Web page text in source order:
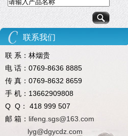
联系我们
联 系：林烟贵
电 话：0769-8636 8885
传 真：0769-8632 8659
手 机：13662909808
Q Q： 418 999 507
邮 箱： lifeng.sgs@163.com
lyg@dgycdz.com